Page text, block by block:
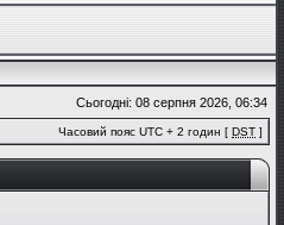
Сьогодні: 08 серпня 2026, 06:34
Часовий пояс UTC + 2 годин [ DST ]